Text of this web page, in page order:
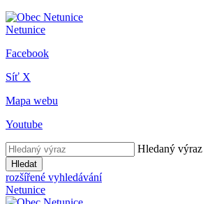
Netunice
Facebook
Síť X
Mapa webu
Youtube
Hledaný výraz
Hledat
rozšířené vyhledávání
Netunice